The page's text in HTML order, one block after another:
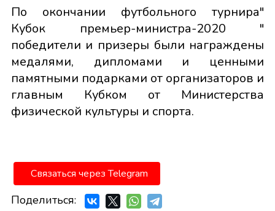
По окончании футбольного турнира"
Кубок премьер-министра-2020 "
победители и призеры были награждены
медалями, дипломами и ценными
памятными подарками от организаторов и
главным Кубком от Министерства
физической культуры и спорта.
Связаться через Telegram
Поделиться: